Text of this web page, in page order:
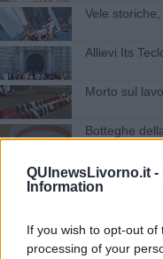
QUInewsLivorno.it -
Information
If you wish to opt-out
processing of your
Vele
Allievi Its
Morto sul
Botteghe
Il faro del
Festa della